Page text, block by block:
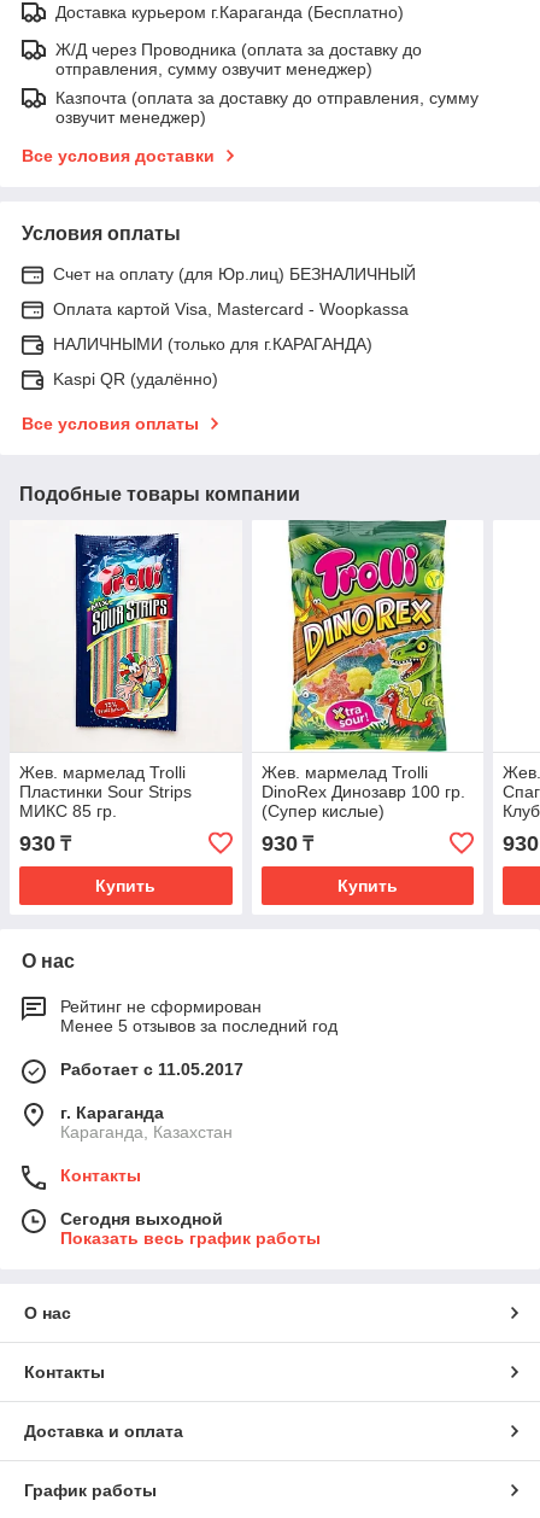
Доставка курьером г.Караганда (Бесплатно)
Ж/Д через Проводника (оплата за доставку до
отправления, сумму озвучит менеджер)
Казпочта (оплата за доставку до отправления, сумму
озвучит менеджер)
Все условия доставки
Условия оплаты
Счет на оплату (для Юр.лиц) БЕЗНАЛИЧНЫЙ
Оплата картой Visa, Mastercard - Woopkassa
НАЛИЧНЫМИ (только для г.КАРАГАНДА)
Kaspi QR (удалённо)
Все условия оплаты
Подобные товары компании
Жев. мармелад Trolli
Пластинки Sour Strips
МИКС 85 гр.
930 ₸
Купить
Жев. мармелад Trolli
DinoRex Динозавр 100 гр.
(Супер кислые)
930₸
Купить
930
О нас
Рейтинг не сформирован
Менее 5 отзывов за последний год
Работает с 11.05.2017
г. Караганда
Караганда, Казахстан
Контакты
Сегодня выходной
Показать весь график работы
О нас
Контакты
Доставка и оплата
График работы